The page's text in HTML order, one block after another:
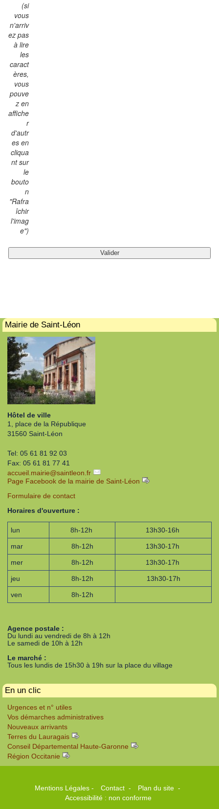
(si
vous
n'arriv
ez pas
à lire
les
caract
ères,
vous
pouve
z en
affiche
r
d'autr
es en
cliqua
nt sur
le
bouto
n
"Rafra
îchir
l'imag
e")
Mairie de Saint-Léon
Hôtel de ville
1, place de la République
31560 Saint-Léon
Tel: 05 61 81 92 03
Fax: 05 61 81 77 41
accueil.mairie@saintleon.fr
Page Facebook de la mairie de Saint-Léon
Formulaire de contact
Horaires d'ouverture :
lun 8h-12h 13h30-16h
mar 8h-12h 13h30-17h
mer 8h-12h 13h30-17h
jeu 8h-12h 13h30-17h
ven 8h-12h
Agence postale :
Du lundi au vendredi de 8h à 12h
Le samedi de 10h à 12h
Le marché :
Tous les lundis de 15h30 à 19h sur la place du village
En un clic
Urgences et n° utiles
Vos démarches administratives
Nouveaux arrivants
Terres du Lauragais
Conseil Départemental Haute-Garonne
Région Occitanie
Mentions Légales- Contact - Plan du site -
Accessibilité : non conforme